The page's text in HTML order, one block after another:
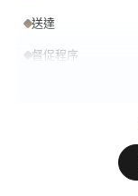
送達
督促程序